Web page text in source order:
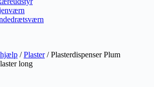
/Plaster/ Plasterdispenser Plum
long